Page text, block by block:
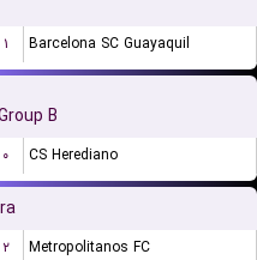
۱ Barcelona SC Guayaquil
B
۰ CS Herediano
۲
Metropolitanos FC